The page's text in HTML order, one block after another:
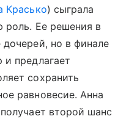
Красько) сыграла
роль. Ее решения в
но в финале
предлагает
сохранить
равновесие. Анна
второй шанс